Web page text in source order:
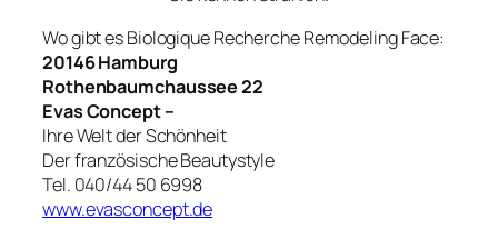
Wo gibt es Biologique Recherche Remodeling Face:
20146 Hamburg
Rothenbaumchaussee 22
Evas Concept –
Ihre Welt der Schönheit
Der französische Beautystyle
Tel. 040/44 50 6998
www.evasconcept.de